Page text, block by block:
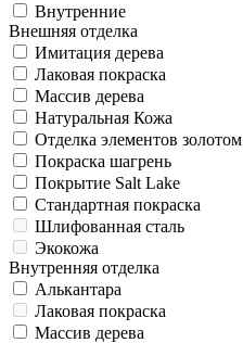
Внутренние
Внешняя отделка
Имитация дерева
Лаковая покраска
Массив дерева
Натуральная Кожа
Отделка элементов золотом
Покраска шагрень
Покрытие Salt Lake
Стандартная покраска
Шлифованная сталь
Экокожа
Внутренняя отделка
Алькантара
Лаковая покраска
Массив дерева